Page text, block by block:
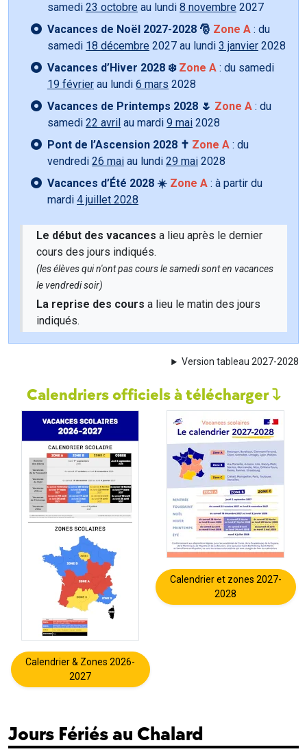
samedi 23 octobre au lundi 8 novembre 2027
Vacances de Noël 2027-2028 🎅 Zone A : du
samedi 18 décembre 2027 au lundi 3 janvier 2028
Vacances d’Hiver 2028 ❄️ Zone A : du samedi
19 février au lundi 6 mars 2028
Vacances de Printemps 2028 🌷 Zone A : du
samedi 22 avril au mardi 9 mai 2028
Pont de l’Ascension 2028 ✝️ Zone A : du
vendredi 26 mai au lundi 29 mai 2028
Vacances d’Été 2028 ☀️ Zone A : à partir du
mardi 4 juillet 2028
Le début des vacances a lieu après le dernier
cours des jours indiqués.
(les élèves qui n'ont pas cours le samedi sont en vacances
le vendredi soir)
La reprise des cours a lieu le matin des jours
indiqués.
Version tableau 2027-2028
Calendriers officiels à télécharger
Calendrier & Zones 2026-
2027
Calendrier et zones 2027-
2028
Jours Fériés au Chalard